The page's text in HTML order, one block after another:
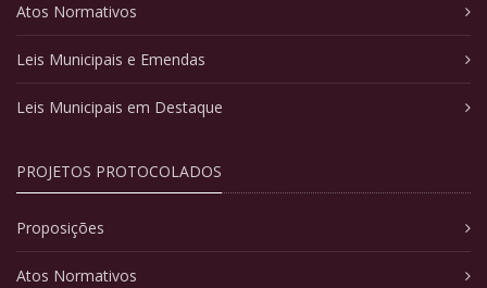
Atos Normativos
Leis Municipais e Emendas
Leis Municipais em Destaque
PROJETOS PROTOCOLADOS
Proposições
Atos Normativos